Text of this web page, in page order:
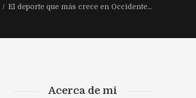
El deporte que más crece en Occidente...
Acerca de mi